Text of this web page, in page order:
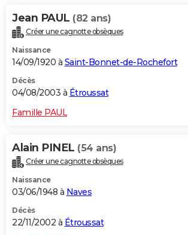
Jean PAUL (82 ans)
Créer une cagnotte obsèques
Naissance
14/09/1920 à Saint-Bonnet-de-Rochefort
Décès
04/08/2003 à Étroussat
Famille PAUL
Alain PINEL (54 ans)
Créer une cagnotte obsèques
Naissance
03/06/1948 à Naves
Décès
22/11/2002 à Étroussat